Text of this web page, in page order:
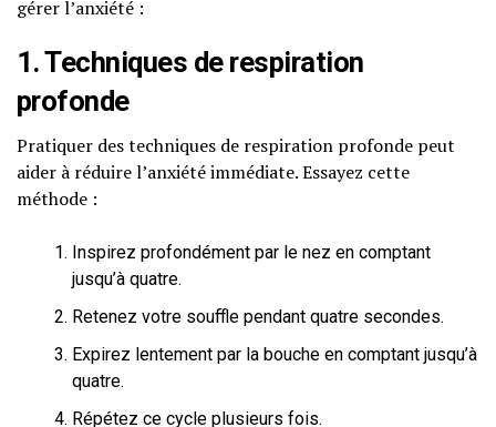
gérer l’anxiété :
1. Techniques de respiration
profonde
Pratiquer des techniques de respiration profonde peut
aider à réduire l’anxiété immédiate. Essayez cette
méthode :
Inspirez profondément par le nez en comptant
jusqu’à quatre.
Retenez votre souffle pendant quatre secondes.
Expirez lentement par la bouche en comptant jusqu’à
quatre.
Répétez ce cycle plusieurs fois.